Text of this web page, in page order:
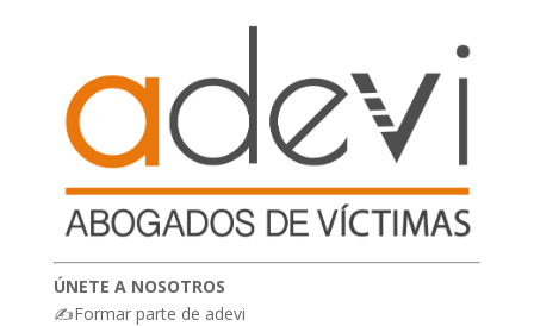
ÚNETE A NOSOTROS
✍Formar parte de adevi